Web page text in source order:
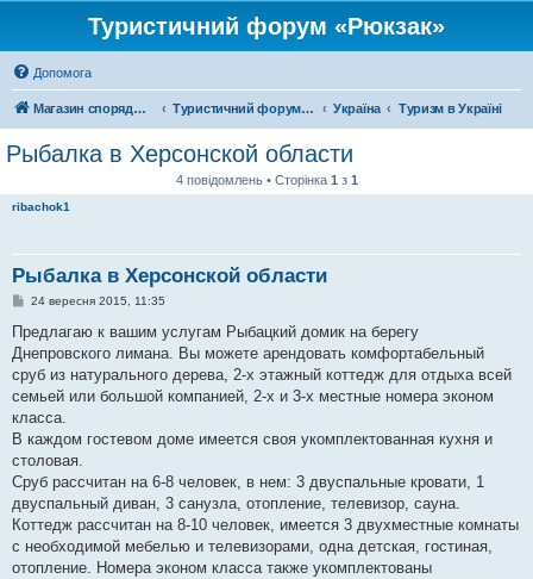
Туристичний форум «Рюкзак»
Допомога
Магазин спорядження Туристичний форум «Рюкзак» Україна Туризм в Україні
Рыбалка в Херсонской области
4 повідомлень • Сторінка 1 з 1
ribachok1
Рыбалка в Херсонской области
П
в
д
о
м
л
е
н
я
24 вересня 2015, 11:35
Предлагаю к вашим услугам Рыбацкий домик на берегу
Днепровского лимана. Вы можете арендовать комфортабельный
сруб из натурального дерева, 2-х этажный коттедж для отдыха всей
семьей или большой компанией, 2-х и 3-х местные номера эконом
класса.
В каждом гостевом доме имеется своя укомплектованная кухня и
столовая.
Сруб рассчитан на 6-8 человек, в нем: 3 двуспальные кровати, 1
двуспальный диван, 3 санузла, отопление, телевизор, сауна.
Коттедж рассчитан на 8-10 человек, имеется 3 двухместные комнаты
с необходимой мебелью и телевизорами, одна детская, гостиная,
отопление. Номера эконом класса также укомплектованы